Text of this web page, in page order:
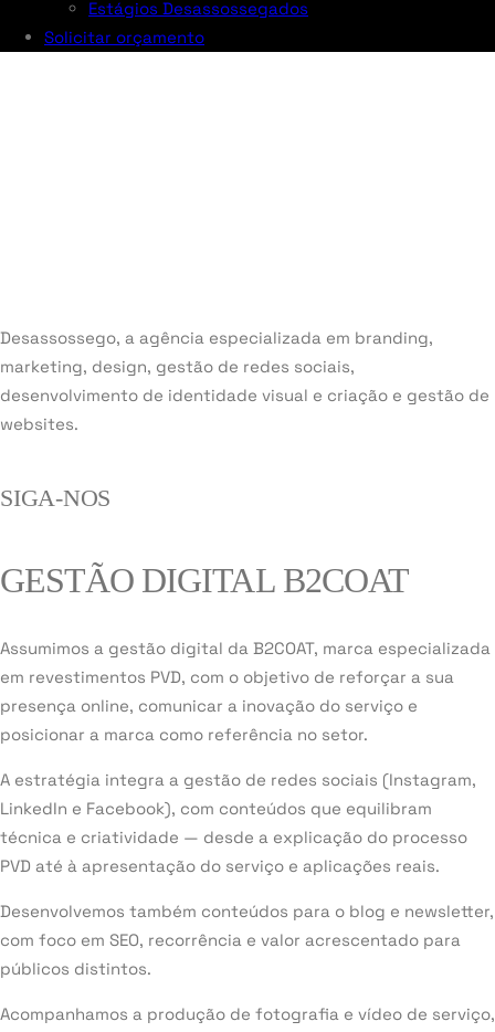
Estágios Desassossegados
Solicitar orçamento
Desassossego, a agência especializada em branding,
marketing, design, gestão de redes sociais,
desenvolvimento de identidade visual e criação e gestão de
websites.
SIGA-NOS
GESTÃO DIGITAL B2COAT
Assumimos a gestão digital da B2COAT, marca especializada
em revestimentos PVD, com o objetivo de reforçar a sua
presença online, comunicar a inovação do serviço e
posicionar a marca como referência no setor.
A estratégia integra a gestão de redes sociais (Instagram,
LinkedIn e Facebook), com conteúdos que equilibram
técnica e criatividade — desde a explicação do processo
PVD até à apresentação do serviço e aplicações reais.
Desenvolvemos também conteúdos para o blog e newsletter,
com foco em SEO, recorrência e valor acrescentado para
públicos distintos.
Acompanhamos a produção de fotografia e vídeo de serviço,